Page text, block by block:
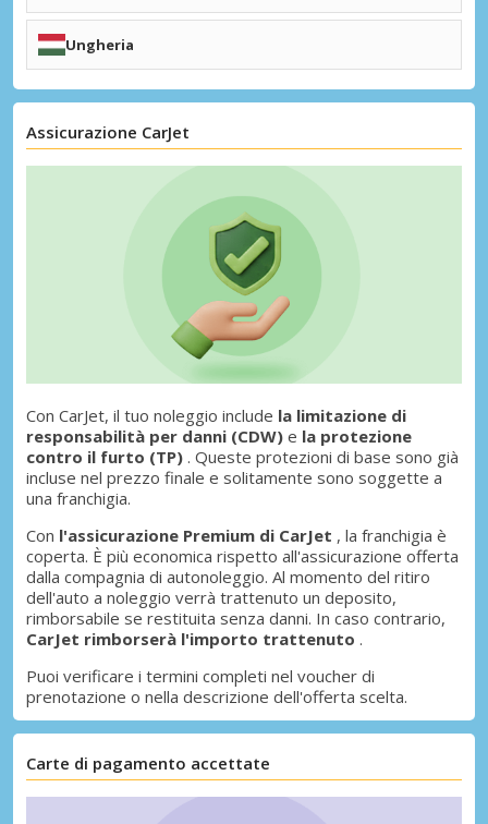
Linköping (LPI)
Arvidsjaur (AJR)
Istanbul
Antalya (AYT)
Istanbul Internazionale (IST)
Kayseri (ASR)
Bodrum (BJV)
Ankara (ESB)
Gaziantep (GZT)
Nevşehir (NAV)
Konya (KYA)
+ Destinazioni Turchia
Ungheria
Pécs (PEV)
+ Destinazioni Ungheria
Assicurazione CarJet
Con CarJet, il tuo noleggio include la limitazione di
responsabilità per danni (CDW) e la protezione
contro il furto (TP) . Queste protezioni di base sono già
incluse nel prezzo finale e solitamente sono soggette a
una franchigia.
Con l'assicurazione Premium di CarJet , la franchigia è
coperta. È più economica rispetto all'assicurazione offerta
dalla compagnia di autonoleggio. Al momento del ritiro
dell'auto a noleggio verrà trattenuto un deposito,
rimborsabile se restituita senza danni. In caso contrario,
CarJet rimborserà l'importo trattenuto .
Puoi verificare i termini completi nel voucher di
prenotazione o nella descrizione dell'offerta scelta.
Carte di pagamento accettate